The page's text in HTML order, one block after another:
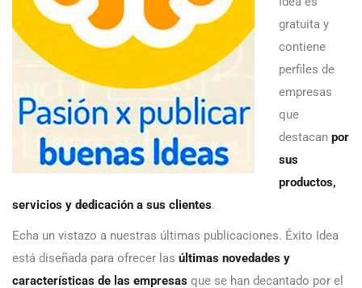
gratuita y
contiene
perfiles de
empresas
que
destacan por
sus
productos,
servicios y dedicación a sus clientes.
Echa un vistazo a nuestras últimas publicaciones. Éxito Idea
está diseñada para ofrecer las últimas novedades y
características de las empresas que se han decantado por el